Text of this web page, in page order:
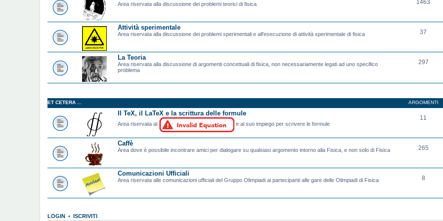
Area riservata alla discussione dei problemi teorici di fisica 1463
Attività sperimentale
Area riservata alla discussione dei problemi sperimentali e all'esecuzione di attività sperimentale di fisica 37
La Teoria
Area riservata alla discussione di argomenti concettuali di fisica, non necessariamente legati ad uno specifico
problema
297
ET CETERA ... ARGOMENTI
Il TeX, il LaTeX e la scrittura delle formule
Area riservata al e al suo impiego per scrivere le formule
11
Caffè
Area dove è possibile incontrare amici per dialogare su qualsiasi argomento intorno alla Fisica, e non solo di Fisica 265
Comunicazioni Ufficiali
Area riservata alle comunicazioni ufficiali del Gruppo Olimpiadi ai partecipanti alle gare delle Olimpiadi di Fisica 8
LOGIN • ISCRIVITI